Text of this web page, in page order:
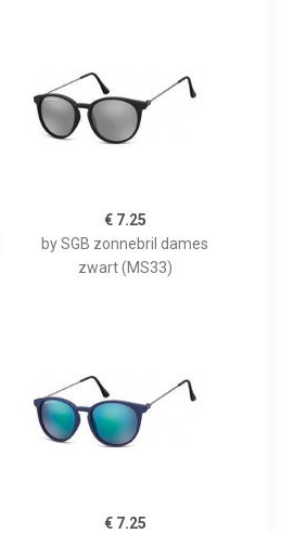
€ 7.25
by SGB zonnebril dames
zwart (MS33)
€ 7.25